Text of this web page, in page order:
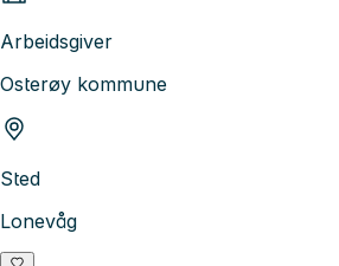
Arbeidsgiver
Osterøy kommune
Sted
Lonevåg